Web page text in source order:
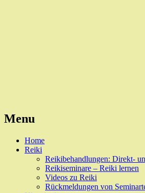
Menu
Skip
Home
Reiki
Reikibehandlungen: Direkt-
Reikiseminare – Reiki lernen
Videos zu Reiki
Rückmeldungen von